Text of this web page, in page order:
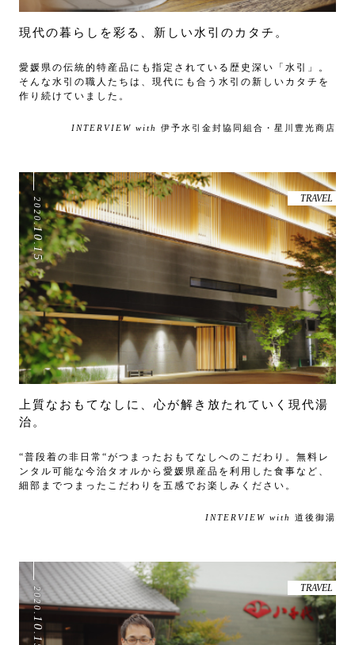
現代の暮らしを彩る、新しい水引のカタチ。
愛媛県の伝統的特産品にも指定されている歴史深い「水引」。
そんな水引の職人たちは、現代にも合う水引の新しいカタチを
作り続けていました。
INTERVIEW with 伊予水引金封協同組合・星川豊光商店
2020
.
10
.
15
TRAVEL
上質なおもてなしに、心が解き放たれていく現代湯
治。
“普段着の非日常“がつまったおもてなしへのこだわり。無料レ
ンタル可能な今治タオルから愛媛県産品を利用した食事など、
細部までつまったこだわりを五感でお楽しみください。
INTERVIEW with 道後御湯
2020
.
10
.
TRAVEL